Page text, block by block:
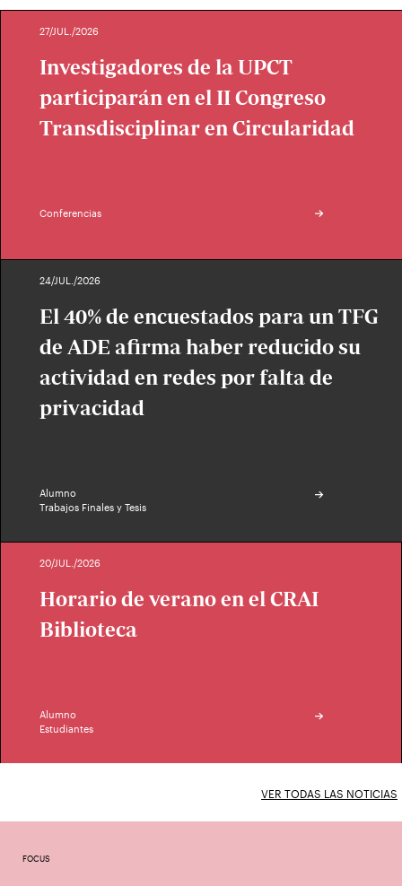
27/JUL./2026
Investigadores de la UPCT
participarán en el II Congreso
Transdisciplinar en Circularidad
Conferencias
24/JUL./2026
El 40% de encuestados para un TFG
de ADE afirma haber reducido su
actividad en redes por falta de
privacidad
Alumno
Trabajos Finales y Tesis
20/JUL./2026
Horario de verano en el CRAI
Biblioteca
Alumno
Estudiantes
VER TODAS LAS NOTICIAS
FOCUS